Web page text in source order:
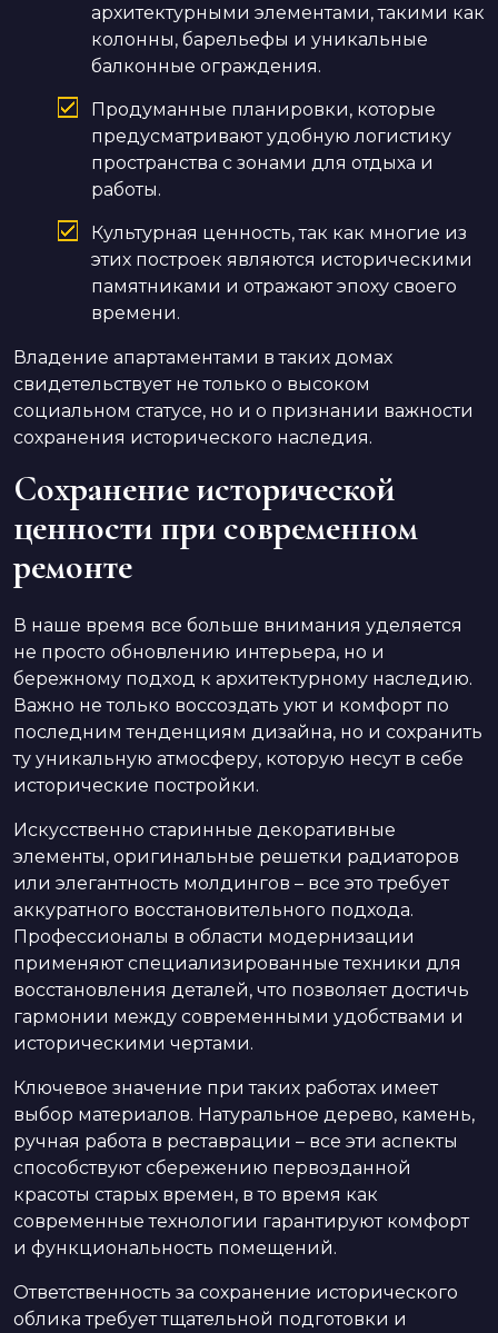
архитектурными элементами, такими как
колонны, барельефы и уникальные
балконные ограждения.
Продуманные планировки, которые
предусматривают удобную логистику
пространства с зонами для отдыха и
работы.
Культурная ценность, так как многие из
этих построек являются историческими
памятниками и отражают эпоху своего
времени.
Владение апартаментами в таких домах
свидетельствует не только о высоком
социальном статусе, но и о признании важности
сохранения исторического наследия.
Сохранение исторической
ценности при современном
ремонте
В наше время все больше внимания уделяется
не просто обновлению интерьера, но и
бережному подход к архитектурному наследию.
Важно не только воссоздать уют и комфорт по
последним тенденциям дизайна, но и сохранить
ту уникальную атмосферу, которую несут в себе
исторические постройки.
Искусственно старинные декоративные
элементы, оригинальные решетки радиаторов
или элегантность молдингов – все это требует
аккуратного восстановительного подхода.
Профессионалы в области модернизации
применяют специализированные техники для
восстановления деталей, что позволяет достичь
гармонии между современными удобствами и
историческими чертами.
Ключевое значение при таких работах имеет
выбор материалов. Натуральное дерево, камень,
ручная работа в реставрации – все эти аспекты
способствуют сбережению первозданной
красоты старых времен, в то время как
современные технологии гарантируют комфорт
и функциональность помещений.
Ответственность за сохранение исторического
облика требует тщательной подготовки и